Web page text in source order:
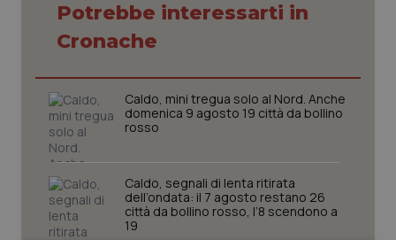
Puglia
Sicilia
Toscana
Umbria
Malattie rare
Neuroscienze & patologie neurodegenerative
Obesità
Oftalmologia
Potrebbe interessarti in
Cronache
Caldo, mini tregua solo al Nord. Anche
domenica 9 agosto 19 città da bollino
rosso
Caldo, segnali di lenta ritirata
dell’ondata: il 7 agosto restano 26
città da bollino rosso, l’8 scendono a
19